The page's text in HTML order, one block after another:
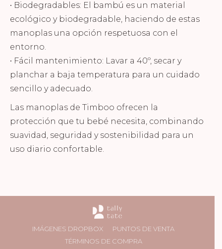
• Biodegradables: El bambú es un material
ecológico y biodegradable, haciendo de estas
manoplas una opción respetuosa con el
entorno.
• Fácil mantenimiento: Lavar a 40º, secar y
planchar a baja temperatura para un cuidado
sencillo y adecuado.
Las manoplas de Timboo ofrecen la
protección que tu bebé necesita, combinando
suavidad, seguridad y sostenibilidad para un
uso diario confortable.
IMÁGENES DROPBOX
PUNTOS DE VENTA
TÉRMINOS DE COMPRA